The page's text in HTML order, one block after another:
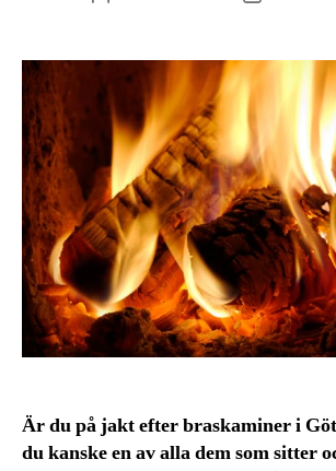
Är du på jakt efter braskaminer i
du kanske en av alla dem som sitter